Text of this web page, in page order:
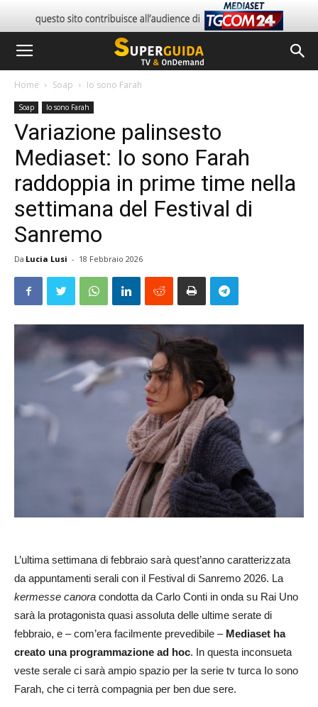
Home Soap Io sono Farah
Soap Io sono Farah
Variazione palinsesto
Mediaset: Io sono Farah
raddoppia in prime time nella
settimana del Festival di
Sanremo
Da Lucia Lusi - 18 Febbraio 2026
L’ultima settimana di febbraio sarà quest’anno caratterizzata
da appuntamenti serali con il Festival di Sanremo 2026. La
kermesse canora condotta da Carlo Conti in onda su Rai Uno
sarà la protagonista quasi assoluta delle ultime serate di
febbraio, e – com’era facilmente prevedibile – Mediaset ha
creato una programmazione ad hoc. In questa inconsueta
veste serale ci sarà ampio spazio per la serie tv turca Io sono
Farah, che ci terrà compagnia per ben due sere.